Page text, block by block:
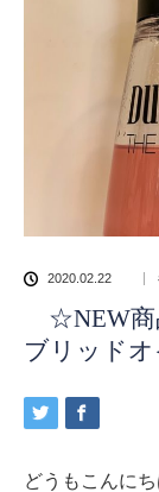
2020.02.22
☆NEW商
ブリッド
どうもこんに